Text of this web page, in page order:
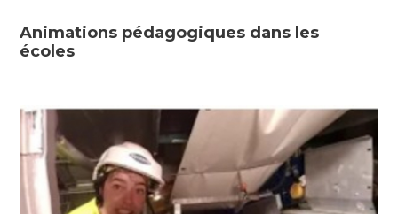
Animations pédagogiques dans les
écoles